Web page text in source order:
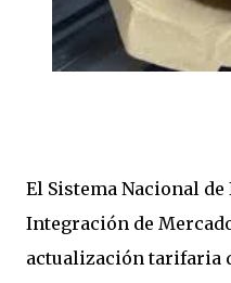
El Sistema Nacional
Integración de
actualización tarifaria